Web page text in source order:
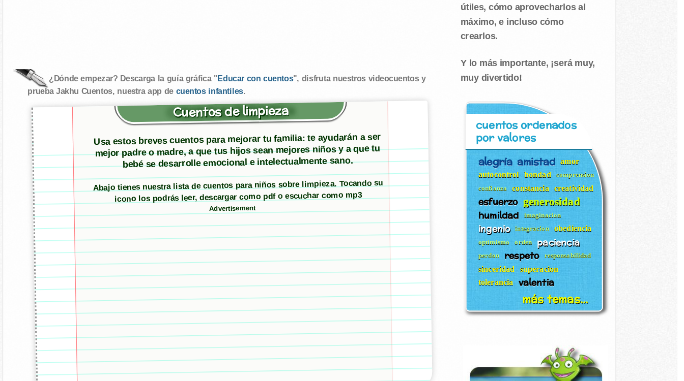
¿Dónde empezar? Descarga la guía gráfica "Educar con cuentos", disfruta nuestros videocuentos y
prueba Jakhu Cuentos, nuestra app de cuentos infantiles.
Cuentos de limpieza
Usa estos breves cuentos para mejorar tu familia: te ayudarán a ser
mejor padre o madre, a que tus hijos sean mejores niños y a que tu
bebé se desarrolle emocional e intelectualmente sano.
Abajo tienes nuestra lista de cuentos para niños sobre limpieza. Tocando su
icono los podrás leer, descargar como pdf o escuchar como mp3
Advertisement
útiles, cómo aprovecharlos al
máximo, e incluso cómo
crearlos.
Y lo más importante, ¡será muy,
muy divertido!
cuentos ordenados
por valores
alegría amistad amor
autocontrol bondad comprension
confianza constancia creatividad
esfuerzo generosidad
humildad imaginacion
ingenio integracion obediencia
optimismo orden paciencia
perdon respeto responsabilidad
sinceridad
superacion
tolerancia
valentia
más temas...